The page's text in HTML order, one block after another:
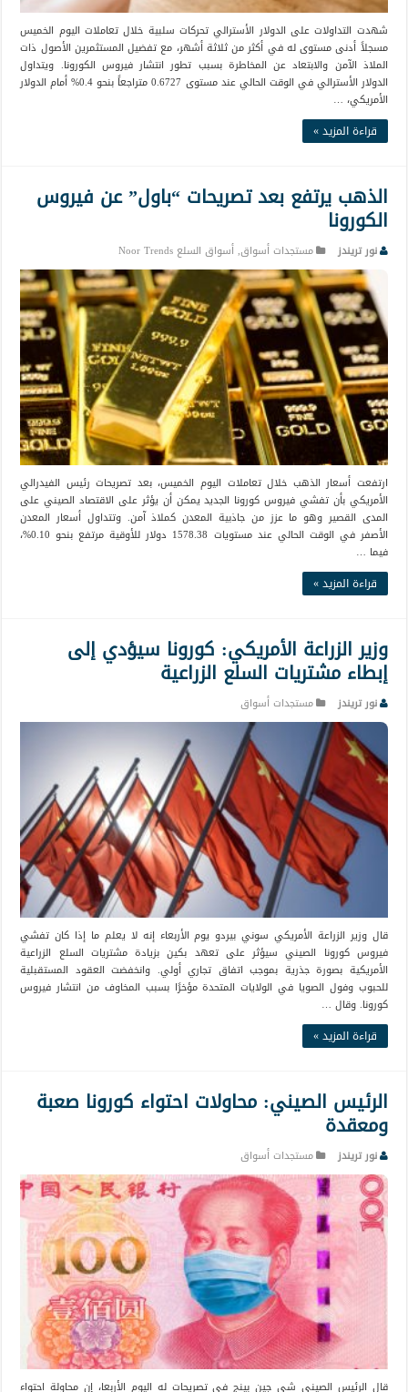
شهدت التداولات على الدولار الأسترالي تحركات سلبية خلال تعاملات اليوم الخميس
مسجلاً أدنى مستوى له في أكثر من ثلاثة أشهر، مع تفضيل المستثمرين الأصول ذات
الملاذ الآمن والابتعاد عن المخاطرة بسبب تطور انتشار فيروس الكورونا. ويتداول
الدولار الأسترالي في الوقت الحالي عند مستوى 0.6727 متراجعاً بنحو 0.4% أمام الدولار
الأمريكي، …
قراءة المزيد »
الذهب يرتفع بعد تصريحات “باول” عن فيروس
الكورونا
نور تريندز مستجدات أسواق,أسواق السلع Noor Trends
ارتفعت أسعار الذهب خلال تعاملات اليوم الخميس، بعد تصريحات رئيس الفيدرالي
الأمريكي بأن تفشي فيروس كورونا الجديد يمكن أن يؤثر على الاقتصاد الصيني على
المدى القصير وهو ما عزز من جاذبية المعدن كملاذ آمن. وتتداول أسعار المعدن
الأصفر في الوقت الحالي عند مستويات 1578.38 دولار للأوقية مرتفع بنحو 0.10%،
فيما …
قراءة المزيد »
وزير الزراعة الأمريكي: كورونا سيؤدي إلى
إبطاء مشتريات السلع الزراعية
نور تريندز مستجدات أسواق
قال وزير الزراعة الأمريكي سوني بيردو يوم الأربعاء إنه لا يعلم ما إذا كان تفشي
فيروس كورونا الصيني سيؤثر على تعهد بكين بزيادة مشتريات السلع الزراعية
الأمريكية بصورة جذرية بموجب اتفاق تجاري أولي. وانخفضت العقود المستقبلية
للحبوب وفول الصويا في الولايات المتحدة مؤخرًا بسبب المخاوف من انتشار فيروس
كورونا. وقال …
قراءة المزيد »
الرئيس الصيني: محاولات احتواء كورونا صعبة
ومعقدة
نور تريندز مستجدات أسواق
قال الرئيس الصيني شي جين بينج في تصريحات له اليوم الأربعا، إن محاولة احتواء